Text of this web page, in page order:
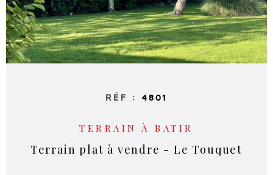
RÉF : 4801
TERRAIN À BATIR
Terrain plat à vendre - Le Touquet